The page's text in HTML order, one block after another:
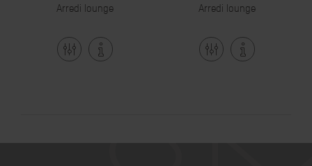
Arredi lounge
Arredi lounge